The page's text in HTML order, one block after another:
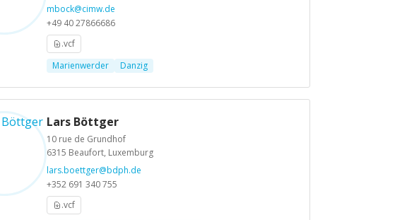
mbock@cimw.de
+49 40 27866686
.vcf
Marienwerder
Danzig
Lars Böttger
10 rue de Grundhof
6315 Beaufort, Luxemburg
lars.boettger@bdph.de
+352 691 340 755
.vcf